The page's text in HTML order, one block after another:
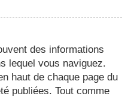
des informations
lequel vous naviguez.
haut de chaque page du
publiées. Tout comme